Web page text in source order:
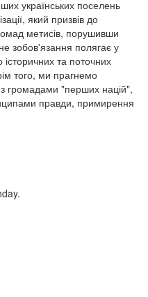
українських поселень
який призвів до
метисів, порушивши
зобов'язання полягає у
та поточних
того, ми прагнемо
з громадами "перших націй",
правди, примирення